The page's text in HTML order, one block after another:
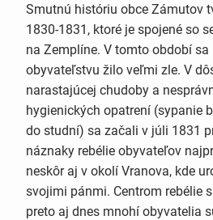
Smutnú históriu obce Zámutov
1830-1831, ktoré je spojené so
na Zemplíne. V tomto období sa
obyvateľstvu žilo veľmi zle. V
narastajúcej chudoby a
hygienických opatrení (sypanie
do studní) sa začali v júli 1831
náznaky rebélie obyvateľov
neskôr aj v okolí Vranova, kde
svojimi pánmi. Centrom rebélie
preto aj dnes mnohí obyvatelia